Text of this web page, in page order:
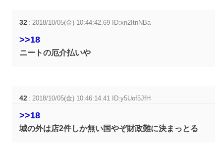
32 : 2018/10/05(金) 10:44:42.69 ID:xn2ItnNBa
>>18
ニートの厄介払いや
42 :2018/10/05(金) 10:46:14.41 ID:y5Uof5JfH
>>18
城の外は店2件しか無い国やぞ財政難に決まっとる